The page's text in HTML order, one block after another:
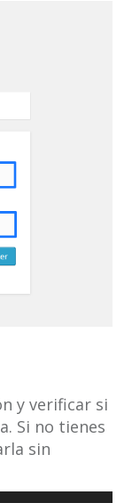
y verificar si
Si no tienes
sin